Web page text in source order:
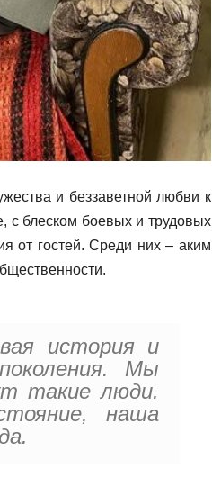
и беззаветной любви к
с блеском боевых и трудовых
от гостей. Среди них – аким
история и
Мы
такие люди.
наша